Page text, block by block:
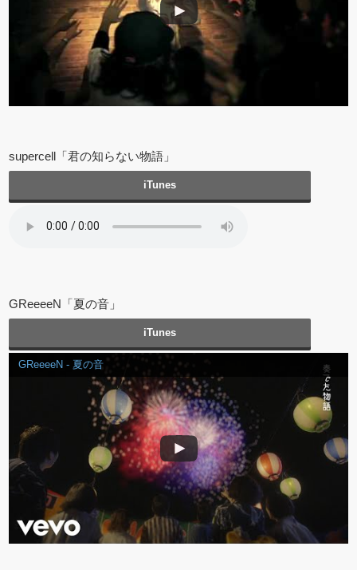
supercell「君の知らない物語」
iTunes
GReeeeN「夏の音」
iTunes
GReeeeN - 夏の音